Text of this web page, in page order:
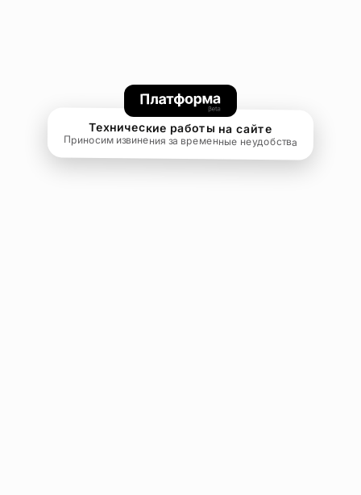
Технические работы на сайте
Приносим извинения за временные неудобства